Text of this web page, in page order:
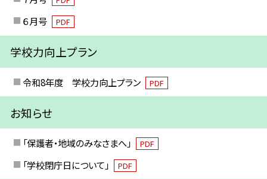
６月号 PDF
学校力向上プラン
令和8年度 学校力向上プラン PDF
お知らせ
「保護者・地域のみなさまへ」 PDF
「学校閉庁日について」 PDF